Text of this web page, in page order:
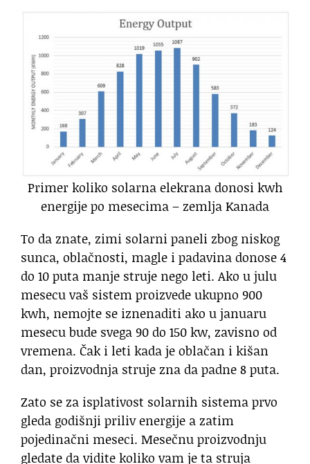
Primer koliko solarna elekrana donosi kwh
energije po mesecima – zemlja Kanada
To da znate, zimi solarni paneli zbog niskog
sunca, oblačnosti, magle i padavina donose 4
do 10 puta manje struje nego leti. Ako u julu
mesecu vaš sistem proizvede ukupno 900
kwh, nemojte se iznenaditi ako u januaru
mesecu bude svega 90 do 150 kw, zavisno od
vremena. Čak i leti kada je oblačan i kišan
dan, proizvodnja struje zna da padne 8 puta.
Zato se za isplativost solarnih sistema prvo
gleda godišnji priliv energije a zatim
pojedinačni meseci. Mesečnu proizvodnju
gledate da vidite koliko vam je ta struja